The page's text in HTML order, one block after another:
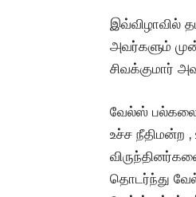
இவ்விழாவில்
அவர்களும்
சிவக்குமார்
வேல்ஸ்
உச்ச நீதிமன்ற ,
தொடர்ந்து